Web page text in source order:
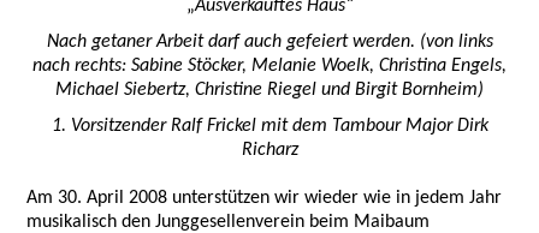
„Ausverkauftes Haus“
Nach getaner Arbeit darf auch gefeiert werden. (von links
nach rechts: Sabine Stöcker, Melanie Woelk, Christina Engels,
Michael Siebertz, Christine Riegel und Birgit Bornheim)
1. Vorsitzender Ralf Frickel mit dem Tambour Major Dirk
Richarz
Am 30. April 2008 unterstützen wir wieder wie in jedem Jahr
musikalisch den Junggesellenverein beim Maibaum